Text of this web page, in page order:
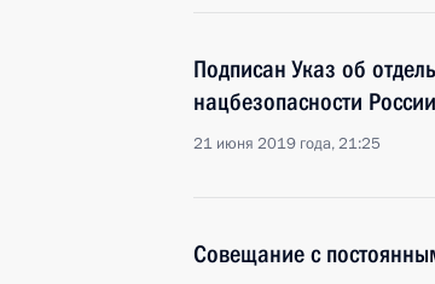
Подписан Указ об
нацбезопасности
21 июня 2019 года, 21:25
Совещание с